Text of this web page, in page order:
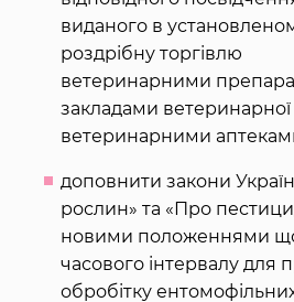
виданого в
роздрібну торгівлю
ветеринарними
закладами
ветеринарними
доповнити закони
рослин» та «Про
новими положеннями
часового інтервалу для
обробітку